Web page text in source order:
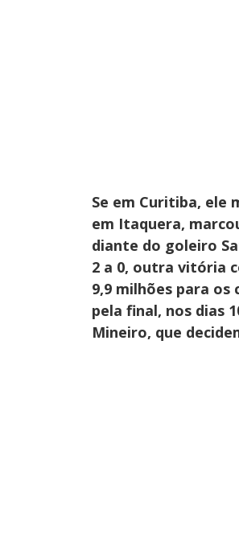
Se em Curitiba, ele
em Itaquera,
diante do goleiro
2 a 0, outra vitória
9,9 milhões para
pela final, nos dias
Mineiro, que